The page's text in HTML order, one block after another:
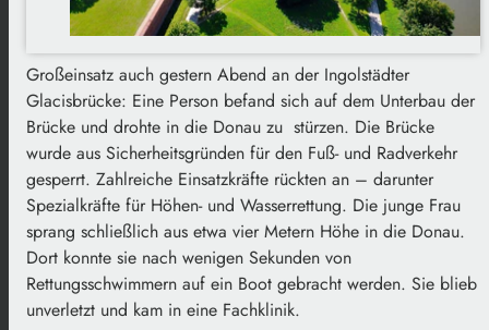
Großeinsatz auch gestern Abend an der Ingolstädter
Glacisbrücke: Eine Person befand sich auf dem Unterbau der
Brücke und drohte in die Donau zu stürzen. Die Brücke
wurde aus Sicherheitsgründen für den Fuß- und Radverkehr
gesperrt. Zahlreiche Einsatzkräfte rückten an – darunter
Spezialkräfte für Höhen- und Wasserrettung. Die junge Frau
sprang schließlich aus etwa vier Metern Höhe in die Donau.
Dort konnte sie nach wenigen Sekunden von
Rettungsschwimmern auf ein Boot gebracht werden. Sie blieb
unverletzt und kam in eine Fachklinik.